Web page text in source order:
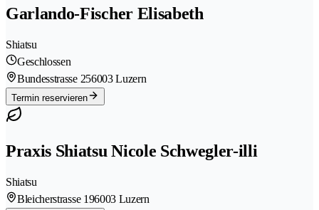
Garlando-Fischer Elisabeth
Shiatsu
Geschlossen
Bundesstrasse 256003 Luzern
Termin reservieren
Praxis Shiatsu Nicole Schwegler-illi
Shiatsu
Bleicherstrasse 196003 Luzern